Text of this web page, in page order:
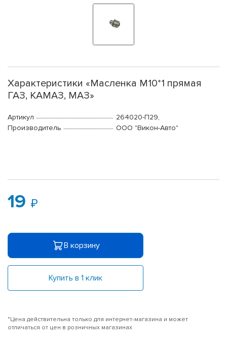
Характеристики «Масленка М10*1 прямая
ГАЗ, КАМАЗ, МАЗ»
Артикул
264020-П29,
Производитель
ООО "Викон-Авто"
19
В корзину
Купить в 1 клик
*Цена действительна только для интернет-магазина и может
отличаться от цен в розничных магазинах